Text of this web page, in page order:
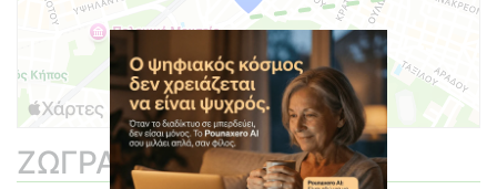
ΖΩΓΡΑΦΑΚΗ ΕΙΡΗΝΗ